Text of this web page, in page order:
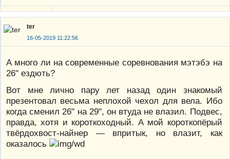
ter
16-05-2019 11:22:56
А много ли на современные соревнования мэтэбэ на
26" ездють?
Вот мне лично пару лет назад один знакомый
презентовал весьма неплохой чехол для вела. Ибо
когда сменил 26" на 29", он втуда не влазил. Подвес,
правда, хотя и короткоходный. А мой короткопёрый
твёрдохвост-найнер — впритык, но влазит, как
оказалось